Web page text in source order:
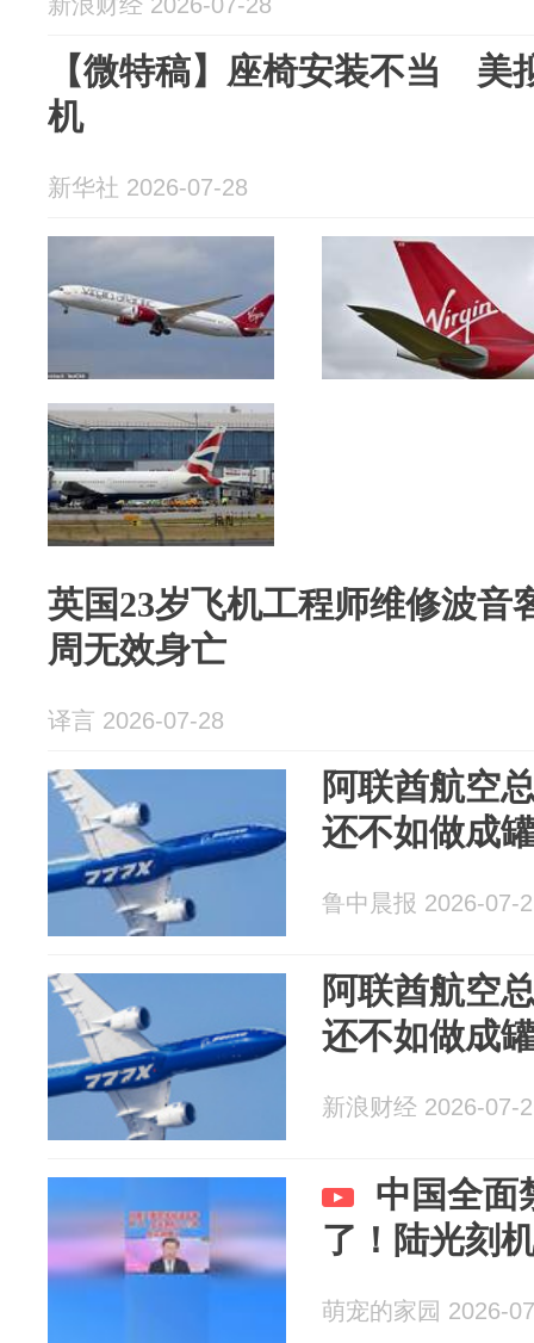
【微特稿】座椅安装不当 美
机
新华社 2026-07-28
英国23岁飞机工程师维修波音
周无效身亡
译言 2026-07-28
阿联酋航空
还不如做成
鲁中晨报 2026-07-
阿联酋航空
还不如做成
新浪财经 2026-07-
中国全面
了！陆光刻
萌宠的家园 2026-